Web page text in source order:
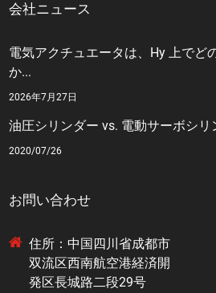
会社ニュース
電気アクチュエータは、Hy 上でど
か...
2026年7月27日
油圧シリンダー vs. 電動サーボシリ
2020/07/26
お問い合わせ
住所：中国四川省成都市
双流区西南航空港経済開
発区長城路二段29号